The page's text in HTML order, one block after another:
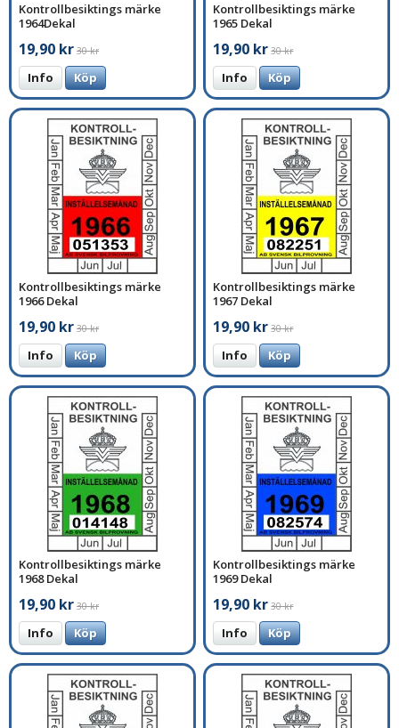
Kontrollbesiktings märke
1964Dekal
19,90 kr 30 kr
Info Köp
Kontrollbesiktings märke
1965 Dekal
19,90 kr 30 kr
Info Köp
Kontrollbesiktings märke
1966 Dekal
19,90 kr 30 kr
Info Köp
Kontrollbesiktings märke
1967 Dekal
19,90 kr 30 kr
Info Köp
Kontrollbesiktings märke
1968 Dekal
19,90 kr 30 kr
Info Köp
Kontrollbesiktings märke
1969 Dekal
19,90 kr 30 kr
Info Köp